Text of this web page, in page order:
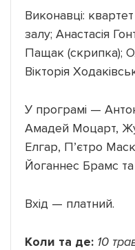
Виконавці:
залу; Анастасія
Пащак (скрипка);
Вікторія
У програмі —
Амадей Моцарт,
Елгар, П’єтро
Йоганнес Брамс та
Вхід — платний.
Коли та де: 10